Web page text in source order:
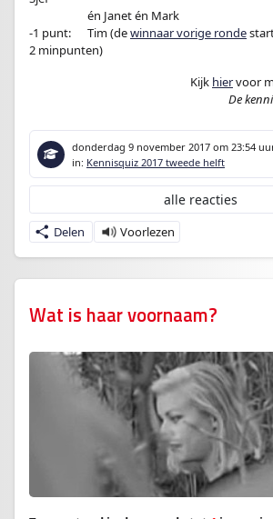
én Janet én Mark
-1 punt:
Tim (dewinnaar vorige ronde
2 minpunten)
Kijk hiervoor
De
donderdag 9 november 2017 om 23:54
in: Kennisquiz 2017 tweede helft
Delen
alle reacties
Wat is haar voornaam?